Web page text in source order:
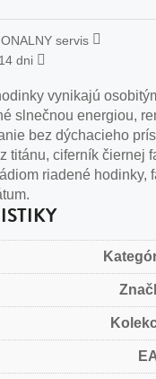
servis
dni
vynikajú
slnečnou energiou,
bez dýchacieho
titánu, ciferník čiernej
riadené